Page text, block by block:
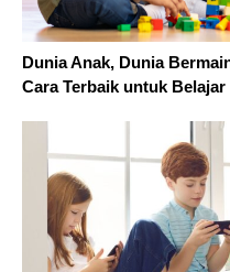
Dunia Anak, Dunia
Cara Terbaik untuk Belajar